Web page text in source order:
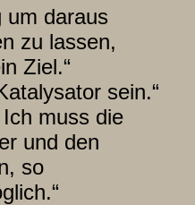
um daraus
zu lassen,
Ziel.“
sein.“
muss die
und den
so